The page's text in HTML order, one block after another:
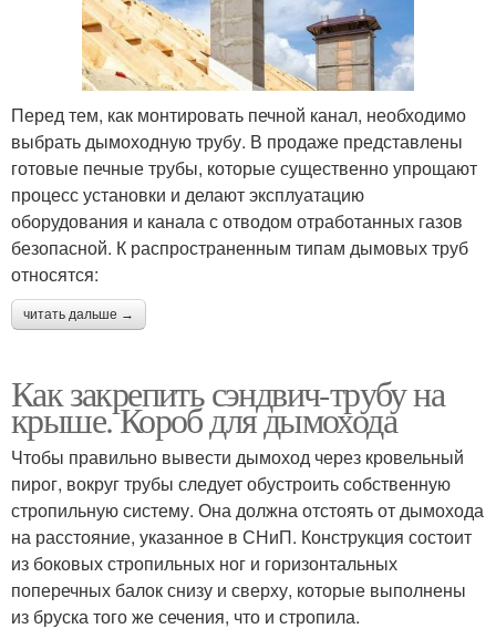
Перед тем, как монтировать печной канал, необходимо
выбрать дымоходную трубу. В продаже представлены
готовые печные трубы, которые существенно упрощают
процесс установки и делают эксплуатацию
оборудования и канала с отводом отработанных газов
безопасной. К распространенным типам дымовых труб
относятся:
читать дальше →
Как закрепить сэндвич-трубу на
крыше. Короб для дымохода
Чтобы правильно вывести дымоход через кровельный
пирог, вокруг трубы следует обустроить собственную
стропильную систему. Она должна отстоять от дымохода
на расстояние, указанное в СНиП. Конструкция состоит
из боковых стропильных ног и горизонтальных
поперечных балок снизу и сверху, которые выполнены
из бруска того же сечения, что и стропила.